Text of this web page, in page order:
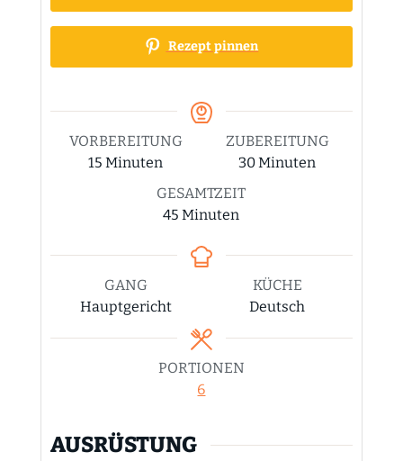
Rezept pinnen
VORBEREITUNG
15 Minuten
Minuten
ZUBEREITUNG
30Minuten
Minuten
GESAMTZEIT
45 Minuten
Minuten
GANG
Hauptgericht
KÜCHE
Deutsch
PORTIONEN
6
AUSRÜSTUNG